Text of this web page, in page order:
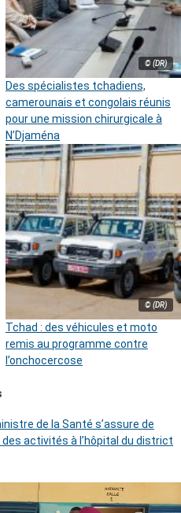
© (DR)
Des spécialistes tchadiens,
camerounais et congolais réunis
pour une mission chirurgicale à
N’Djaména
© (DR)
Tchad : des véhicules et moto
remis au programme contre
l’onchocercose
de la Santé s’assure de
des activités à l’hôpital du district